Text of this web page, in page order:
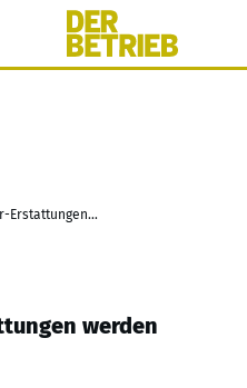
Mehrwertsteuer-Erstattungen werden teilweise verweigert
werden